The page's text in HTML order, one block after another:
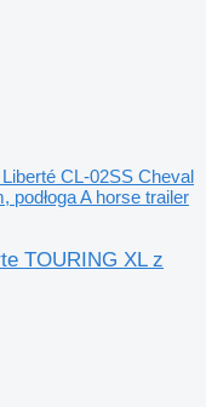
CL-02SS Cheval
A horse trailer
TOURING XL z